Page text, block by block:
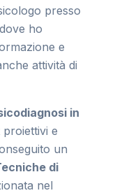
presso
ho
e
attività di
in
e
un
di
nel